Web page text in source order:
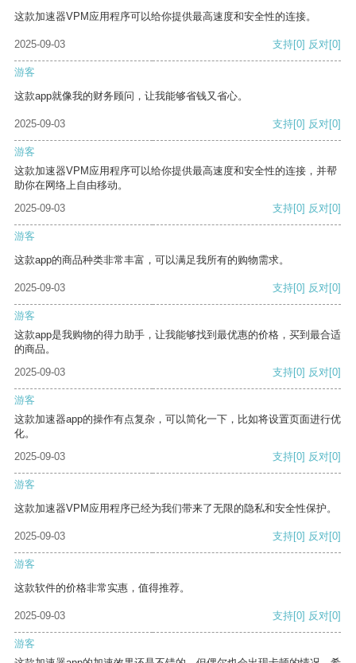
这款加速器VPM应用程序可以给你提供最高速度和安全性的连接。
2025-09-03 支持[0] 反对[0]
游客
这款app就像我的财务顾问，让我能够省钱又省心。
2025-09-03 支持[0] 反对[0]
游客
这款加速器VPM应用程序可以给你提供最高速度和安全性的连接，并帮
助你在网络上自由移动。
2025-09-03
支持[0] 反对[0]
游客
这款app的商品种类非常丰富，可以满足我所有的购物需求。
2025-09-03 支持[0] 反对[0]
游客
这款app是我购物的得力助手，让我能够找到最优惠的价格，买到最合适
的商品。
2025-09-03
支持[0] 反对[0]
游客
这款加速器app的操作有点复杂，可以简化一下，比如将设置页面进行优
化。
2025-09-03
支持[0] 反对[0]
游客
这款加速器VPM应用程序已经为我们带来了无限的隐私和安全性保护。
2025-09-03 支持[0] 反对[0]
游客
这款软件的价格非常实惠，值得推荐。
2025-09-03 支持[0] 反对[0]
游客